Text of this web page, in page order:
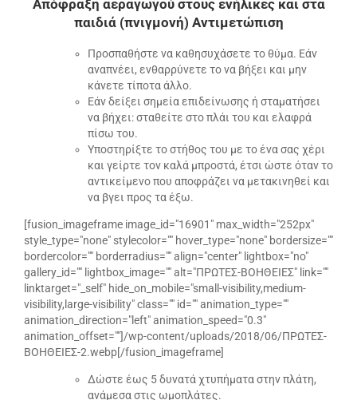
Απόφραξη αεραγωγού στους ενήλικες και στα
παιδιά (πνιγμονή) Αντιμετώπιση
Προσπαθήστε να καθησυχάσετε το θύμα. Εάν
αναπνέει, ενθαρρύνετε το να βήξει και μην
κάνετε τίποτα άλλο.
Εάν δείξει σημεία επιδείνωσης ή σταματήσει
να βήχει: σταθείτε στο πλάι του και ελαφρά
πίσω του.
Υποστηρίξτε το στήθος του με το ένα σας χέρι
και γείρτε τον καλά μπροστά, έτσι ώστε όταν το
αντικείμενο που αποφράζει να μετακινηθεί και
να βγει προς τα έξω.
[fusion_imageframe image_id="16901" max_width="252px"
style_type="none" stylecolor="" hover_type="none" bordersize=""
bordercolor="" borderradius="" align="center" lightbox="no"
gallery_id="" lightbox_image="" alt="ΠΡΩΤΕΣ-ΒΟΗΘΕΙΕΣ" link=""
linktarget="_self" hide_on_mobile="small-visibility,medium-
visibility,large-visibility" class="" id="" animation_type=""
animation_direction="left" animation_speed="0.3"
animation_offset=""]/wp-content/uploads/2018/06/ΠΡΩΤΕΣ-
ΒΟΗΘΕΙΕΣ-2.webp[/fusion_imageframe]
Δώστε έως 5 δυνατά χτυπήματα στην πλάτη,
ανάμεσα στις ωμοπλάτες.